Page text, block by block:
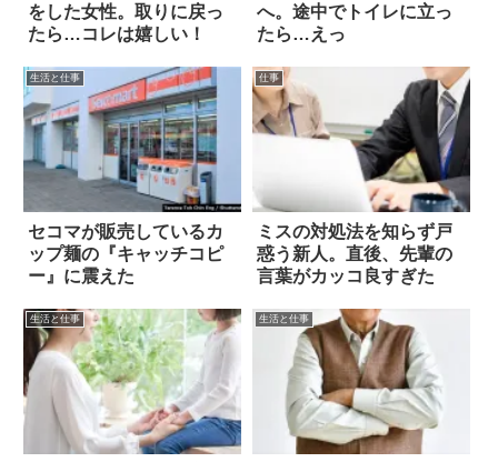
をした女性。取りに戻っ
たら…コレは嬉しい！
へ。途中でトイレに立っ
たら…えっ
生活と仕事
セコマが販売しているカ
ップ麺の『キャッチコピ
ー』に震えた
仕事
ミスの対処法を知らず戸
惑う新人。直後、先輩の
言葉がカッコ良すぎた
生活と仕事 生活と仕事